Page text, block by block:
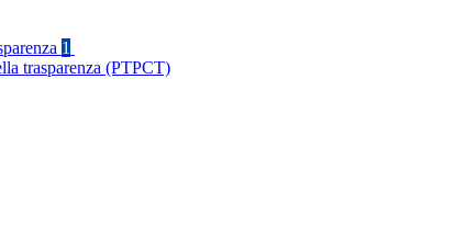
1
trasparenza (PTPCT)